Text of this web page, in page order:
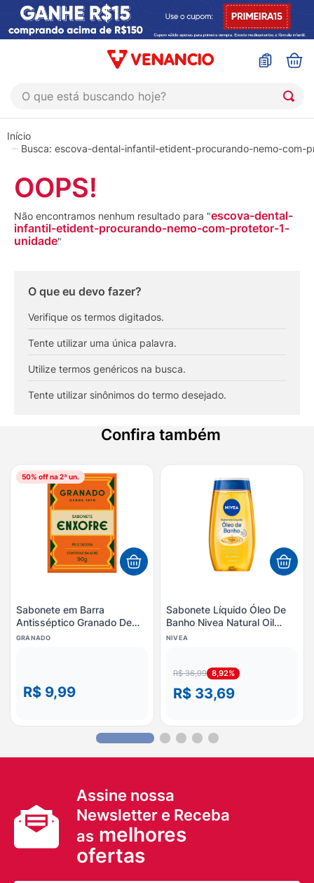
O que está buscando hoje?
escova-dental-infantil-etident-procurando-nemo-com-
OOPS!
Não encontramos nenhum resultado para "escova-dental-
infantil-etident-procurando-nemo-com-protetor-1-
unidade"
O que eu devo fazer?
Verifique os termos digitados.
Tente utilizar uma única palavra.
Utilize termos genéricos na busca.
Tente utilizar sinônimos do termo desejado.
Confira também
50% off na 2ª un.
Sabonete em Barra
Antisséptico Granado De
Enxofre 90g
GRANADO
R$ 9,99
Sabonete Líquido Óleo De
Banho Nivea Natural Oil
200ml
NIVEA
R$ 36,99 8,92%
R$ 33,69
Assine nossa
Newsletter e Receba
as melhores
ofertas
1º
coristina
3
4 º
admuc
7º
shampoo
8º
esmalte
9º
lenço umedecido
10º fralda